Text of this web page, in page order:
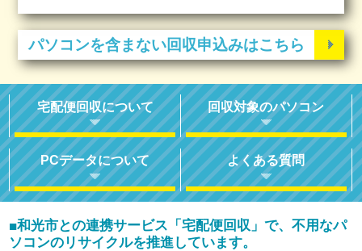
パソコンを含まない回収申込みはこちら
宅配便回収について 回収対象のパソコン
PCデータについて よくある質問
■和光市との連携サービス「宅配便回収」で、不用なパ
ソコンのリサイクルを推進しています。